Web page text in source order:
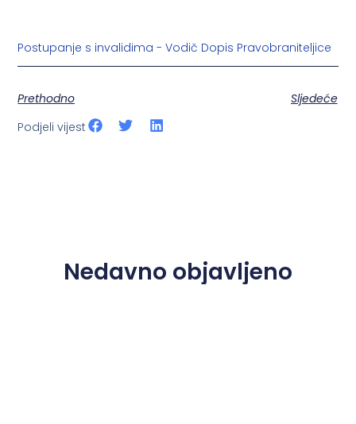
Postupanje s invalidima - Vodič Dopis Pravobraniteljice
Prethodno
Sljedeće
Podjeli vijest
Nedavno objavljeno